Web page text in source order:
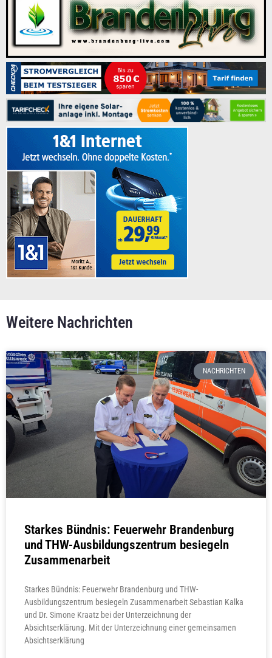
Weitere Nachrichten
NACHRICHTEN
Starkes Bündnis: Feuerwehr Brandenburg
und THW-Ausbildungszentrum besiegeln
Zusammenarbeit
Starkes Bündnis: Feuerwehr Brandenburg und THW-
Ausbildungszentrum besiegeln Zusammenarbeit Sebastian Kalka
und Dr. Simone Kraatz bei der Unterzeichnung der
Absichtserklärung. Mit der Unterzeichnung einer gemeinsamen
Absichtserklärung